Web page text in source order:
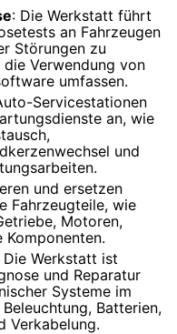
: Die Werkstatt führt
an Fahrzeugen
Störungen zu
Verwendung von
umfassen.
Servicestationen
an, wie
und
und ersetzen
Fahrzeugteile, wie
Motoren,
Komponenten.
Die Werkstatt ist
und Reparatur
Systeme im
Batterien,
Verkabelung.